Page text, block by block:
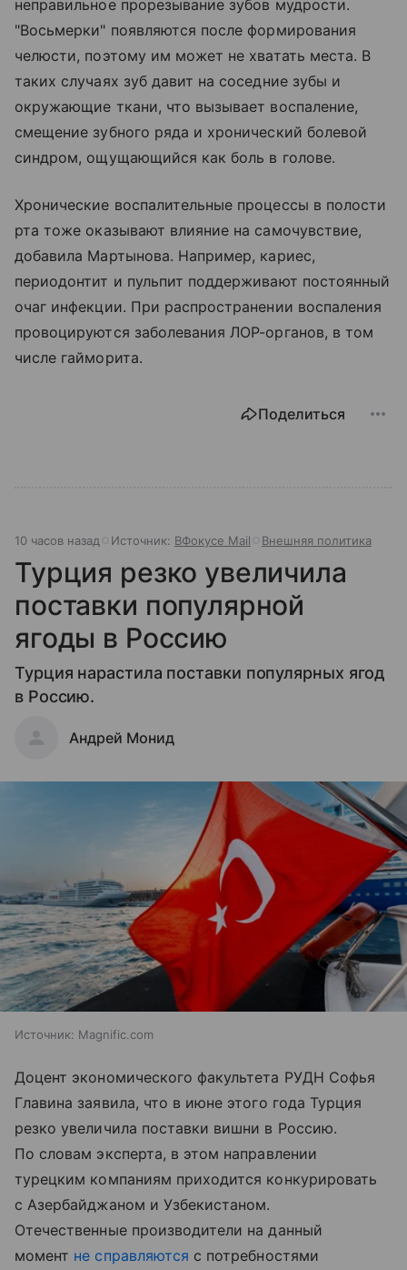
неправильное прорезывание зубов мудрости.
"Восьмерки" появляются после формирования
челюсти, поэтому им может не хватать места. В
таких случаях зуб давит на соседние зубы и
окружающие ткани, что вызывает воспаление,
смещение зубного ряда и хронический болевой
синдром, ощущающийся как боль в голове.
Хронические воспалительные процессы в полости
рта тоже оказывают влияние на самочувствие,
добавила Мартынова. Например, кариес,
периодонтит и пульпит поддерживают постоянный
очаг инфекции. При распространении воспаления
провоцируются заболевания ЛОР-органов, в том
числе гайморита.
Поделиться
10 часов назад Источник: ВФокусе Mail Внешняя политика
Турция резко увеличила
поставки популярной
ягоды в Россию
Турция нарастила поставки популярных ягод
в Россию.
Андрей Монид
Источник: Magnific.com
Доцент экономического факультета РУДН Софья
Главина заявила, что в июне этого года Турция
резко увеличила поставки вишни в Россию.
По словам эксперта, в этом направлении
турецким компаниям приходится конкурировать
с Азербайджаном и Узбекистаном.
Отечественные производители на данный
момент не справляются с потребностями